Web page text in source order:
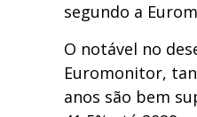
segundo a
O notável no
Euromonitor,
anos são bem